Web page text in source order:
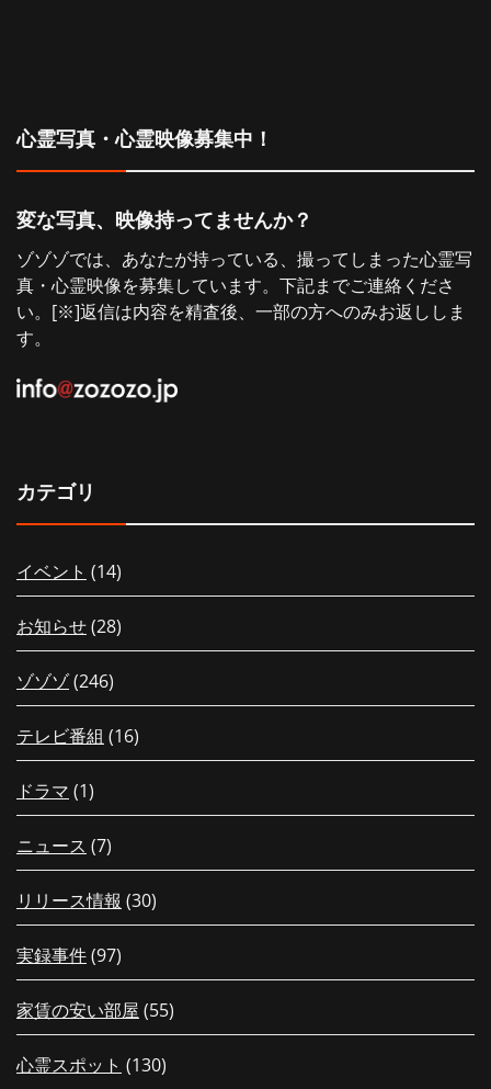
心霊写真・心霊映像募集中！
変な写真、映像持ってませんか？
ゾゾゾでは、あなたが持っている、撮ってしまった心霊写
真・心霊映像を募集しています。下記までご連絡くださ
い。[※]返信は内容を精査後、一部の方へのみお返ししま
す。
カテゴリ
イベント (14)
お知らせ(28)
ゾゾゾ(246)
テレビ番組 (16)
ドラマ (1)
ニュース (7)
リリース情報 (30)
実録事件(97)
家賃の安い部屋 (55)
心霊スポット (130)